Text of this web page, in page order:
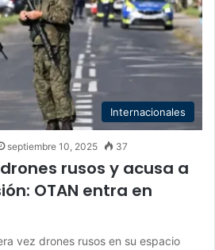
Internacionales
septiembre 10, 2025 37
rusos y acusa a
OTAN entra en
vez drones rusos en su espacio